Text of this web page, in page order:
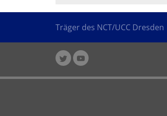
Träger des NCT/UCC Dresden